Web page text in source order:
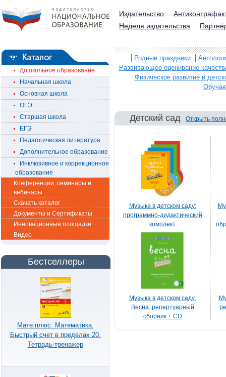
Издательство
Неделя издательства
Дошкольное образование
Начальная школа
Основная школа
ОГЭ
Старшая школа
ЕГЭ
Педагогическая литература
Дополнительное образование
Инклюзивное и коррекционное
образование
Конференции, семинары и
вебинары
Скачать каталог
Документы и Сертификаты
Инновационные площадки
Видео
Бестселлеры
Мате:плюс. Математика.
Быстрый счет в пределах 20.
Тетрадь-тренажер
Родные праздники
Развивающее оценивание
Физическое развитие в
Детский сад Открыть
Музыка в детском саду:
программно-дидактический
комплект
Музыка в детском саду.
Весна: репертуарный
сборник + CD